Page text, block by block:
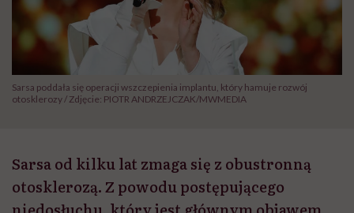
Sarsa poddała się operacji wszczepienia implantu, który hamuje rozwój
otosklerozy / Zdjęcie: PIOTR ANDRZEJCZAK/MWMEDIA
Sarsa od kilku lat zmaga się z obustronną
otosklerozą. Z powodu postępującego